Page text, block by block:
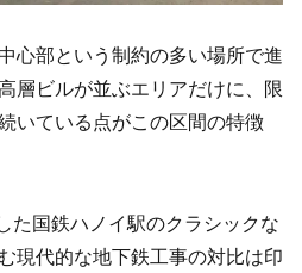
心部という制約の多い場所で進
層ビルが並ぶエリアだけに、限
いている点がこの区間の特徴
た国鉄ハノイ駅のクラシックな
現代的な地下鉄工事の対比は印